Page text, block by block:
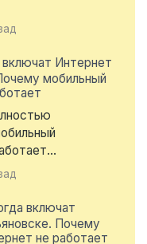
включат Интернет
мобильный
включат
Почему
не работает